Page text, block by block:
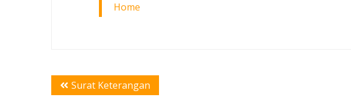
Home
Post
navigation
Surat Keterangan